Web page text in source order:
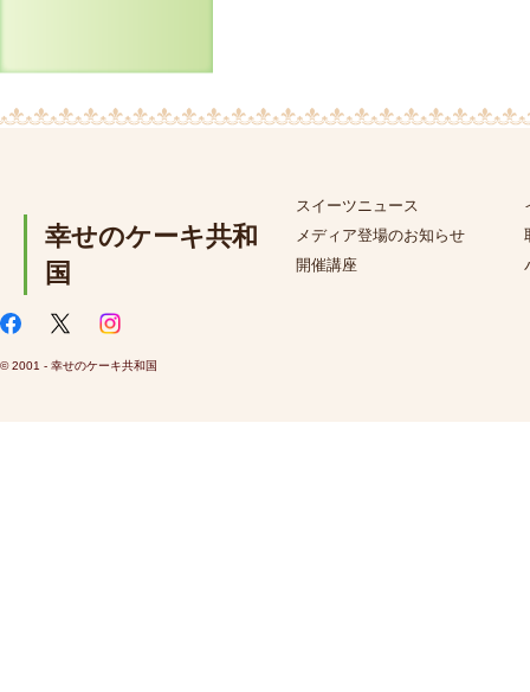
幸せのケーキ共和
国
スイーツニュース
メディア登場のお知らせ
開催講座
© 2001 - 幸せのケーキ共和国